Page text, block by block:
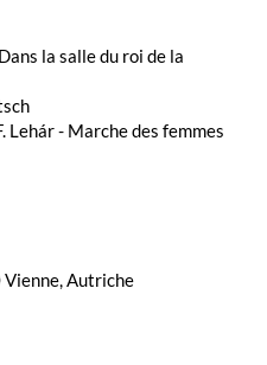
la salle du roi de la
Lehár - Marche des femmes
Autriche